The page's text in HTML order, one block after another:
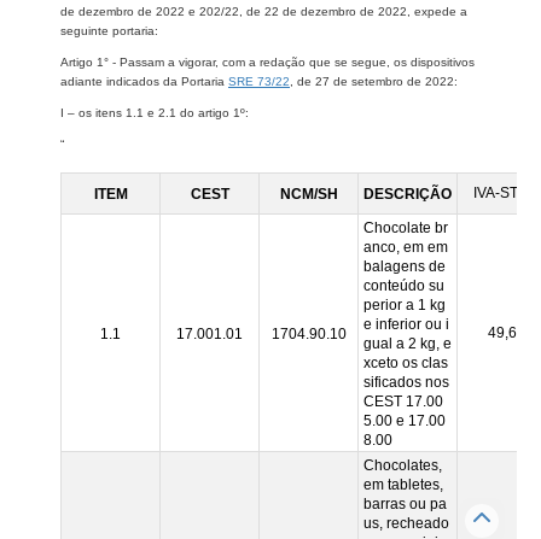
de dezembro de 2022 e 202/22, de 22 de dezembro de 2022, expede a
seguinte portaria:
Artigo 1° - Passam a vigorar, com a redação que se segue, os dispositivos
adiante indicados da Portaria SRE 73/22 , de 27 de setembro de 2022:
I – os itens 1.1 e 2.1 do artigo 1º:
“
ITEM CEST NCM/SH DESCRIÇÃO IVA-ST(%)
1.1 17.001.01 1704.90.10
Chocolate br
anco, em em
balagens de
conteúdo su
perior a 1 kg
e inferior ou i
gual a 2 kg, e
xceto os clas
sificados nos
CEST 17.00
5.00 e 17.00
8.00
49,61
Chocolates,
em tabletes,
barras ou pa
us, recheado